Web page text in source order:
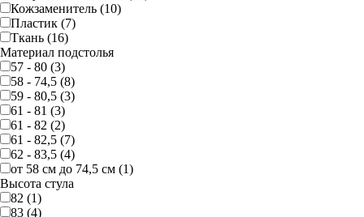
Кожзаменитель (10)
Пластик (7)
Ткань (16)
Материал подстолья
57 - 80 (3)
58 - 74,5 (8)
59 - 80,5 (3)
61 - 81 (3)
61 - 82 (2)
61 - 82,5 (7)
62 - 83,5 (4)
от 58 см до 74,5 см (1)
Высота стула
82 (1)
83 (4)